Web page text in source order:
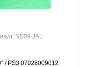
NS09-JA1
/ PS3 07026009012